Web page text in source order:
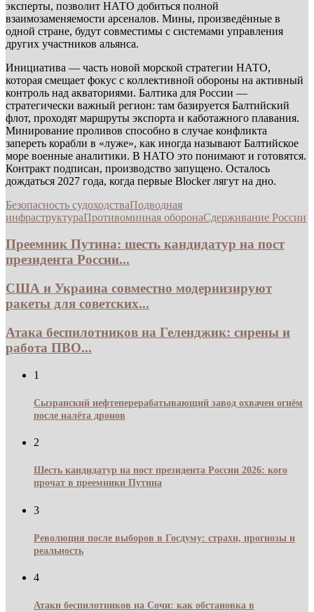
эксперты, позволит НАТО добиться полной
взаимозаменяемости арсеналов. Мины, произведённые в
одной стране, будут совместимы с системами управления
других участников альянса.
Инициатива — часть новой морской стратегии НАТО,
которая смещает фокус с коллективной обороны на активный
контроль над акваториями. Балтика для России —
стратегически важный регион: там базируется Балтийский
флот, проходят маршруты экспорта и каботажного плавания.
Минирование проливов способно в случае конфликта
запереть корабли в «луже», как иногда называют Балтийское
море военные аналитики. В НАТО это понимают и готовятся.
Контракт подписан, производство запущено. Осталось
дождаться 2027 года, когда первые Blocker лягут на дно.
Безопасность судоходстваПодводная
инфраструктураПротивоминная оборонаСдерживание России
Преемник Путина: шесть кандидатур на пост
президента России...
США и Украина совместно модернизируют
ракеты для советских...
Атака беспилотников на Геленджик: сирены и
работа ПВО...
1
Сызранский нефтеперерабатывающий завод охвачен огнём
после налёта дронов
2
Шесть кандидатур на пост президента России 2026: кого
прочат в преемники Путина
3
Революция после выборов в Госдуму: страхи, прогнозы и
реальность
4
Атаки беспилотников на Сочи: как обстановка в